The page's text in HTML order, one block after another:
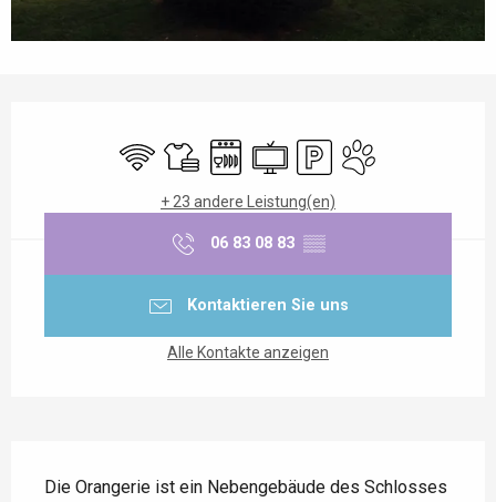
Wi-Fi Bettwäsche und Laken
Geschirrspülmaschine
FernsehenParkplatzTiere erlaubt
+ 23 andere Leistung(en)
06 83 08 83 ▒▒
Kontaktieren Sie uns
Alle Kontakte anzeigen
Die Orangerie ist ein Nebengebäude des Schlosses